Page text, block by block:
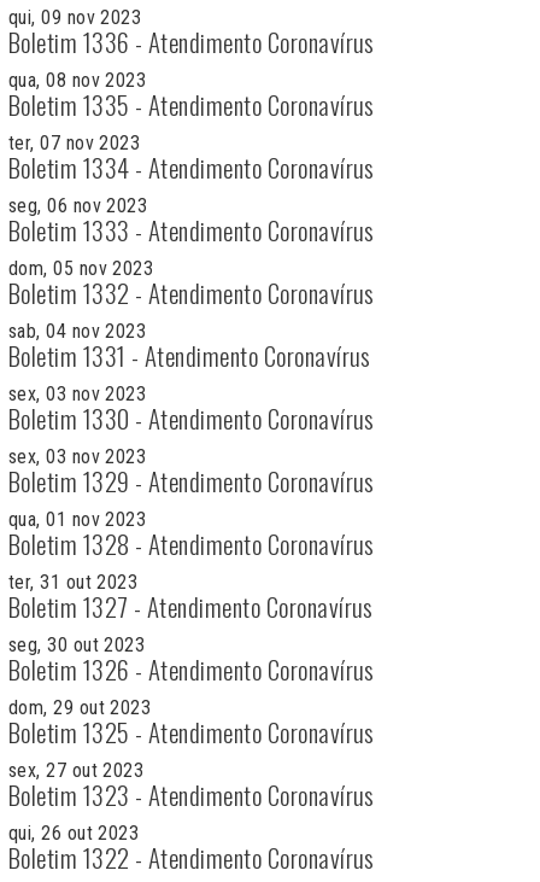
qui, 09 nov 2023
Boletim 1336 - Atendimento Coronavírus
qua, 08 nov 2023
Boletim 1335 - Atendimento Coronavírus
ter, 07 nov 2023
Boletim 1334 - Atendimento Coronavírus
seg, 06 nov 2023
Boletim 1333 - Atendimento Coronavírus
dom, 05 nov 2023
Boletim 1332 - Atendimento Coronavírus
sab, 04 nov 2023
Boletim 1331 - Atendimento Coronavírus
sex, 03 nov 2023
Boletim 1330 - Atendimento Coronavírus
sex, 03 nov 2023
Boletim 1329 - Atendimento Coronavírus
qua, 01 nov 2023
Boletim 1328 - Atendimento Coronavírus
ter, 31 out 2023
Boletim 1327 - Atendimento Coronavírus
seg, 30 out 2023
Boletim 1326 - Atendimento Coronavírus
dom, 29 out 2023
Boletim 1325 - Atendimento Coronavírus
sex, 27 out 2023
Boletim 1323 - Atendimento Coronavírus
qui, 26 out 2023
Boletim 1322 - Atendimento Coronavírus